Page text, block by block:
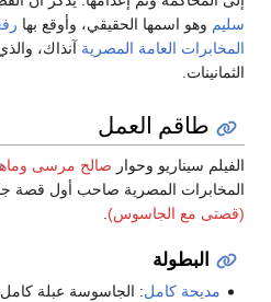
سليم وهو اسمها الحقيقي، وأوقع بها
المخابرات العامة المصرية آنذاك،
الثمانينات.
طاقم العمل
الفيلم سيناريو وحوار صالح مرسى
المخابرات المصرية صاحب أول قصة
(قصتى مع الجاسوس)
البطولة
مديحة كامل: الجاسوسة عبلة كامل